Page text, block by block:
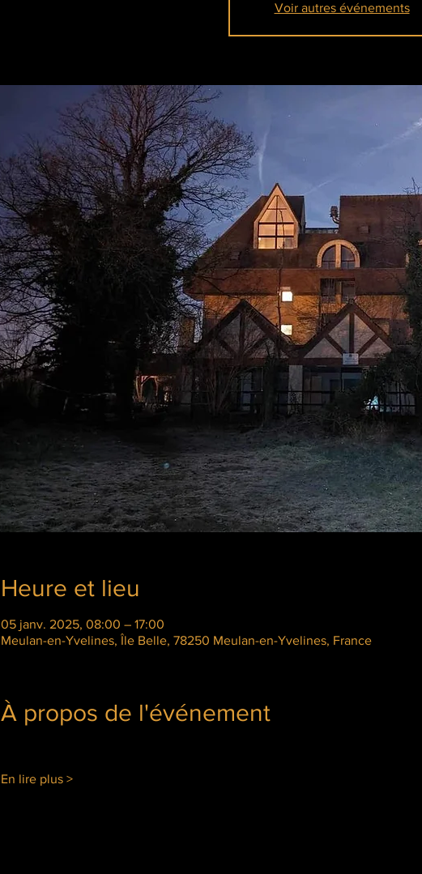
Voir autres événements
Heure et lieu
05 janv. 2025, 08:00 – 17:00
Meulan-en-Yvelines, Île Belle, 78250 Meulan-en-Yvelines, France
À propos de l'événement
En lire plus >